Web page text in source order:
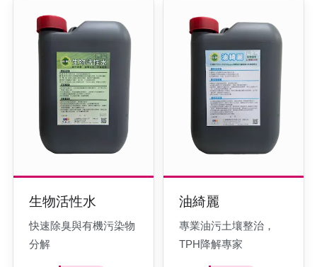
生物活性水
快速除臭與有機污染物
分解
油綺麗
專業油污土壤整治，
TPH降解專家